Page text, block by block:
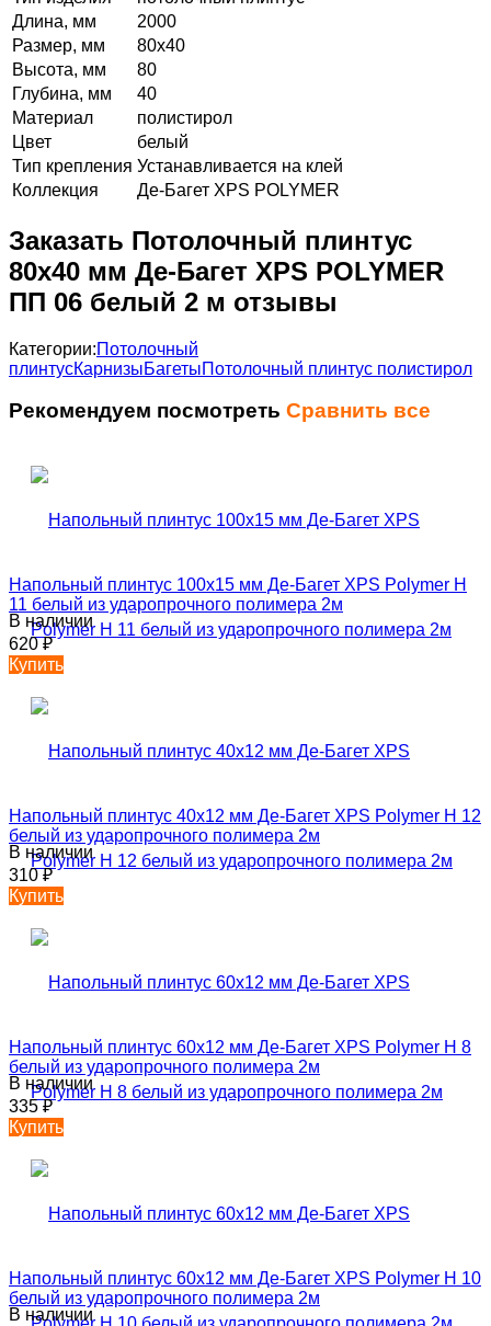
Длина, мм
2000
Размер, мм
80х40
Высота, мм
80
Глубина, мм
40
Материал
полистирол
Цвет
белый
Тип крепления Устанавливается на клей
Коллекция
Де-Багет XPS POLYMER
Заказать Потолочный плинтус
80х40 мм Де-Багет XPS POLYMER
ПП 06 белый 2 м отзывы
Категории:Потолочный
плинтусКарнизыБагетыПотолочный плинтус полистирол
Рекомендуем посмотреть Сравнить все
Напольный плинтус 100х15 мм Де-Багет XPS Polymer Н
11 белый из ударопрочного полимера 2м
В наличии
620₽
Купить
Напольный плинтус 40х12 мм Де-Багет XPS Polymer Н 12
белый из ударопрочного полимера 2м
В наличии
310₽
Купить
Напольный плинтус 60х12 мм Де-Багет XPS Polymer Н 8
белый из ударопрочного полимера 2м
В наличии
335₽
Купить
Напольный плинтус 60х12 мм Де-Багет XPS Polymer Н 10
белый из ударопрочного полимера 2м
В наличии